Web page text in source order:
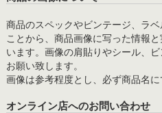
商品のスペックやビンテージ、ラ
ことから、商品画像に写った情報
います。画像の肩貼りやシール、
お願い致します。
画像は参考程度とし、必ず商品名に
オンライン店へのお問い合わせ